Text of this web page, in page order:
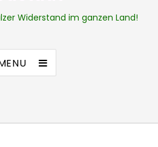
Widerstand im ganzen Land!